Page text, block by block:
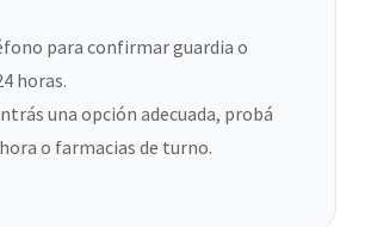
para confirmar guardia o
horas.
una opción adecuada, probá
o farmacias de turno.